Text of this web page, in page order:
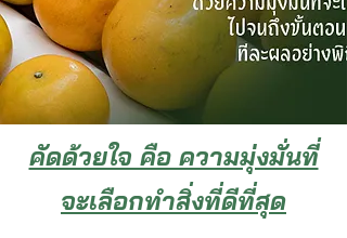
คัดด้วยใจ คือ ความมุ่งมั่นที่
จะเลือกทำสิ่งที่ดีที่สุด